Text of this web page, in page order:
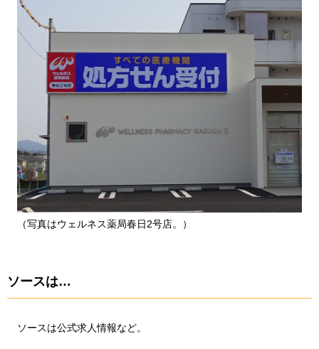
（写真はウェルネス薬局春日2号店。）
ソースは…
ソースは公式求人情報など。